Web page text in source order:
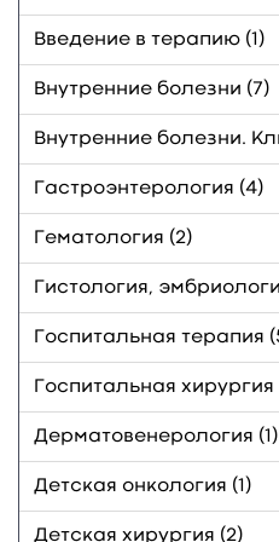
Введение в терапию (1)
Внутренние болезни (7)
Внутренние болезни.
Гастроэнтерология (4)
Гематология (2)
Гистология,
Госпитальная терапия
Госпитальная хирургия
Дерматовенерология (1)
Детская онкология (1)
Детская хирургия (2)